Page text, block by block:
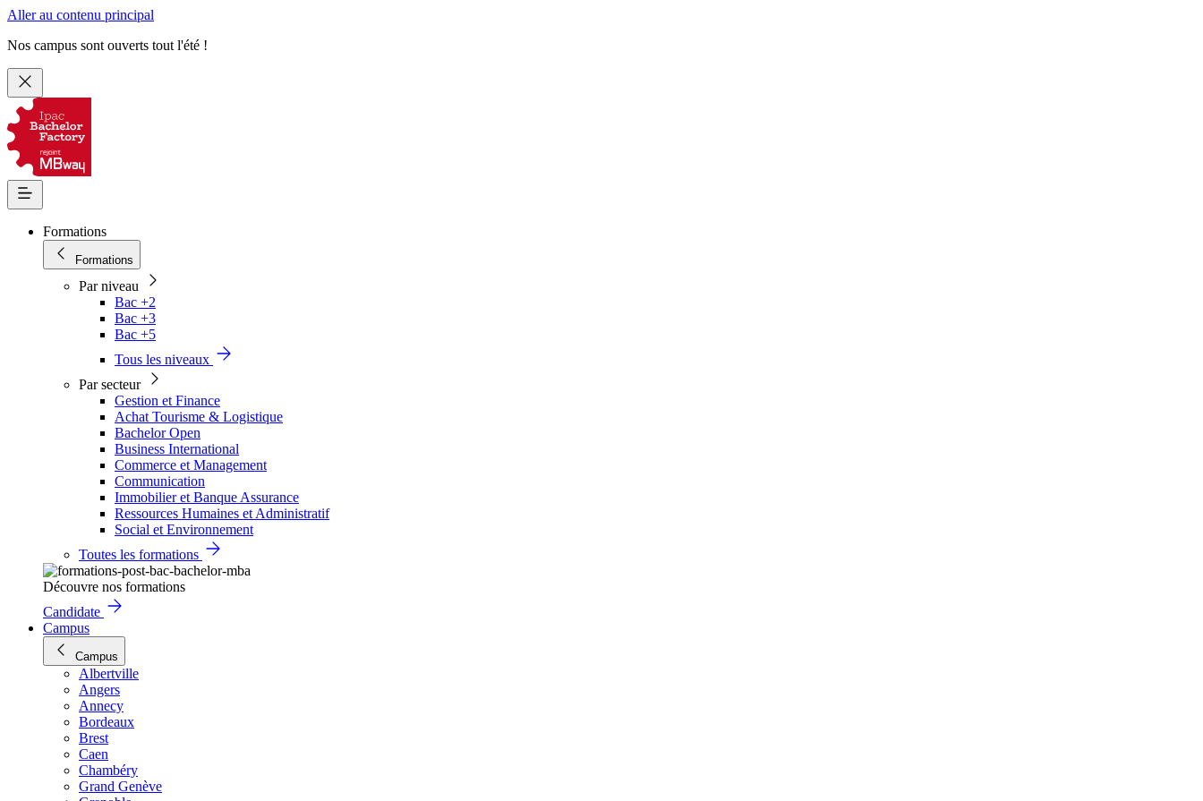
Aller au contenu principal
Nos campus sont ouverts tout l'été !
Formations
Formations
Par niveau
Bac +2
Bac +3
Bac +5
Tous les niveaux
Par secteur
Gestion et Finance
Achat Tourisme & Logistique
Bachelor Open
Business International
Commerce et Management
Communication
Immobilier et Banque Assurance
Ressources Humaines et Administratif
Social et Environnement
Toutes les formations
Découvre nos formations
Candidate
Campus
Campus
Albertville
Angers
Annecy
Bordeaux
Brest
Caen
Chambéry
Grand Genève